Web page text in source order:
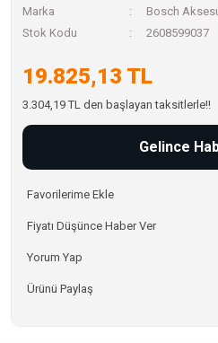
Marka
Bosch
Stok Kodu
2608599037
19.825,13 TL
3.304,19 TL den başlayan taksitlerle!!
Gelince
Fiyatı Düşünce Haber Ver
Yorum Yap
Ürünü Paylaş